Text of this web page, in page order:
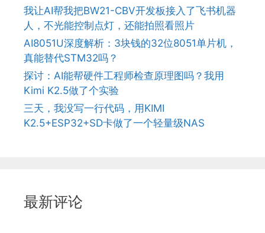
我让AI帮我把BW21-CBV开发板接入了飞书机器
人，不光能控制点灯，还能拍照看照片
AI8051U深度解析：3块钱的32位8051单片机，
真能替代STM32吗？
探讨：AI能帮硬件工程师检查原理图吗？我用
Kimi K2.5做了个实验
三天，我没写一行代码，用KIMI
K2.5+ESP32+SD卡做了一个轻量级NAS
最新评论